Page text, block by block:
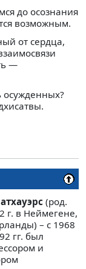
до осознания
возможным.
от сердца,
—
осужденных?
(род.
г. в Неймегене,
– с 1968
гг. был
и